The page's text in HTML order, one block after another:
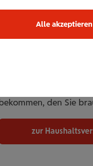
Mit unserer
umfassend ab.
Betreuung. Flexibel
den Sie
zur
Alle akzeptieren